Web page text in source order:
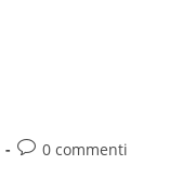
0 commenti